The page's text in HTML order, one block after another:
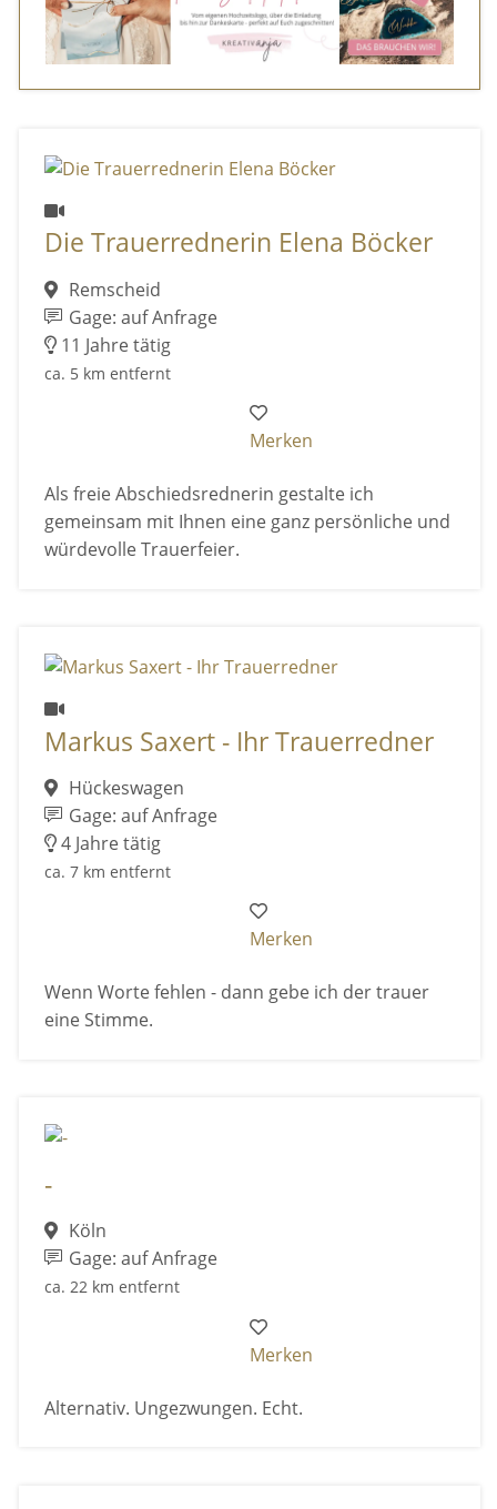
Die Trauerrednerin Elena Böcker
Remscheid
Gage: auf Anfrage
11 Jahre tätig
ca. 5 km entfernt
Merken
Als freie Abschiedsrednerin gestalte ich
gemeinsam mit Ihnen eine ganz persönliche und
würdevolle Trauerfeier.
Markus Saxert - Ihr Trauerredner
Hückeswagen
Gage: auf Anfrage
4 Jahre tätig
ca. 7 km entfernt
Merken
Wenn Worte fehlen - dann gebe ich der trauer
eine Stimme.
-
Köln
Gage: auf Anfrage
ca. 22 km entfernt
Merken
Alternativ. Ungezwungen. Echt.